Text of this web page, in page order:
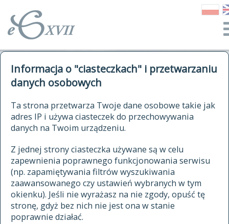
Informacja o "ciasteczkach" i przetwarzaniu
danych osobowych
Ta strona przetwarza Twoje dane osobowe takie jak
adres IP i używa ciasteczek do przechowywania
danych na Twoim urządzeniu.
Z jednej strony ciasteczka używane są w celu
zapewnienia poprawnego funkcjonowania serwisu
(np. zapamiętywania filtrów wyszukiwania
zaawansowanego czy ustawień wybranych w tym
okienku). Jeśli nie wyrażasz na nie zgody, opuść tę
stronę, gdyż bez nich nie jest ona w stanie
poprawnie działać.
autorzy Słownika
historia
publikacje
źródła
autorzy tekstów źródłowych
zasady opracowania
statystyki
najnowsze hasła
ostatnio zmodyfikowane hasła
kwerendy
jak cytować Słownik
ELEKTRONICZNY SŁOWNIK
JĘZYKA POLSKIEGO
XVII I XVIII WIEKU
znajdź hasła
zaczynające się od